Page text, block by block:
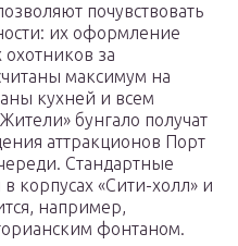
почувствовать
их оформление
за
максимум на
кухней и всем
бунгало получат
аттракционов Порт
Стандартные
корпусах «Сити-холл» и
например,
фонтаном.